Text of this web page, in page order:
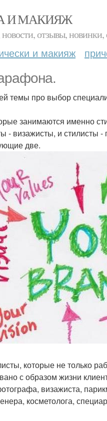
И МАКИЯЖ
отзывы, новинки,
и макияж
темы про выбор
занимаются именно
- визажисты, и
две.
которые не только
с образом жизни
визажиста,
косметолога,